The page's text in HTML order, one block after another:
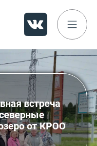
встреча
от КРОО